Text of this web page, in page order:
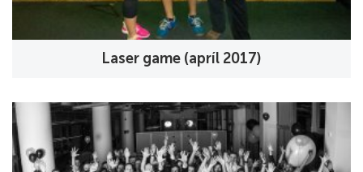
Laser game (apríl 2017)